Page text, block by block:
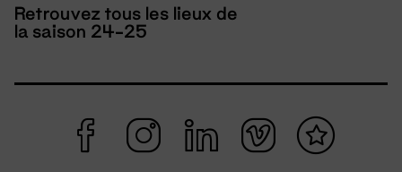
Retrouvez tous les lieux de
la saison 24-25